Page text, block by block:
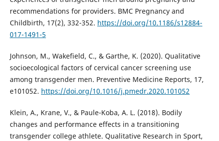
recommendations for providers. BMC Pregnancy and
Childbirth, 17(2), 332-352. https://doi.org/10.1186/s12884-
017-1491-5
Johnson, M., Wakefield, C., & Garthe, K. (2020). Qualitative
socioecological factors of cervical cancer screening use
among transgender men. Preventive Medicine Reports, 17,
e101052. https://doi.org/10.1016/j.pmedr.2020.101052
Klein, A., Krane, V., & Paule-Koba, A. L. (2018). Bodily
changes and performance effects in a transitioning
transgender college athlete. Qualitative Research in Sport,